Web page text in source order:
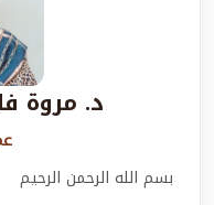
د. مروة
بسم الله الرحمن الرحيم